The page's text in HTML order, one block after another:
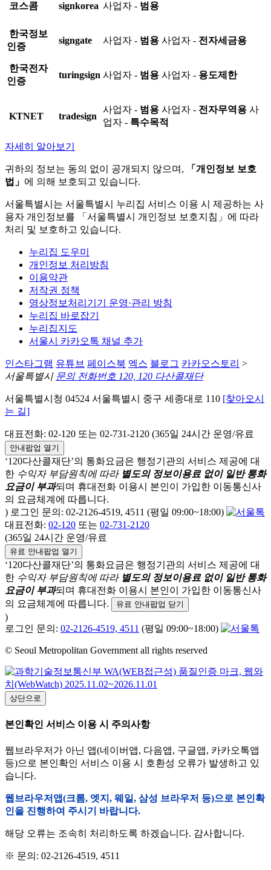
코스콤 signkorea 사업자 - 범용
한국정보
인증
signgate 사업자 - 범용 사업자 - 전자세금용
한국전자
인증
turingsign 사업자 - 범용 사업자 - 용도제한
KTNET tradesign
사업자 - 범용 사업자 - 전자무역용 사
업자 - 특수목적
자세히 알아보기
귀하의 정보는 동의 없이 공개되지 않으며,
「개인정보 보호
법」 에 의해 보호되고 있습니다.
서울특별시는 서울특별시 누리집 서비스 이용 시 제공하는 사
용자 개인정보를 「서울특별시 개인정보 보호지침」에 따라
처리 및 보호하고 있습니다.
누리집 도우미
개인정보 처리방침
이용약관
저작권 정책
영상정보처리기기 운영·관리 방침
누리집 바로잡기
누리집지도
서울시 카카오톡 채널 추가
인스타그램 유튜브 페이스북 엑스 블로그 카카오스토리 >
서울특별시 문의 전화번호 120, 120 다산콜재단
서울특별시청 04524 서울특별시 중구 세종대로 110 [찾아오시
는 길]
대표전화: 02-120 또는 02-731-2120 (365일 24시간 운영/유료
안내팝업 열기
‘120다산콜재단’의 통화요금은 행정기관의 서비스 제공에 대
한 수익자 부담원칙에 따라 별도의 정보이용료 없이 일반 통화
요금이 부과되며 휴대전화 이용시 본인이 가입한 이동통신사
의 요금체계에 따릅니다.
) 로그인 문의: 02-2126-4519, 4511 (평일 09:00~18:00)
대표전화: 02-120 또는 02-731-2120
(365일 24시간 운영/유료
유료 안내팝업 열기
‘120다산콜재단’의 통화요금은 행정기관의 서비스 제공에 대
한 수익자 부담원칙에 따라 별도의 정보이용료 없이 일반 통화
요금이 부과되며 휴대전화 이용시 본인이 가입한 이동통신사
의 요금체계에 따릅니다.
유료 안내팝업 닫기
)
로그인 문의: 02-2126-4519, 4511 (평일 09:00~18:00)
© Seoul Metropolitan Government all rights reserved
상단으로
본인확인 서비스 이용 시 주의사항
웹브라우저가 아닌 앱(네이버앱, 다음앱, 구글앱, 카카오톡앱
등)으로 본인확인 서비스 이용 시 호환성 오류가 발생하고 있
습니다.
웹브라우저앱(크롬, 엣지, 웨일, 삼성 브라우저 등)으로 본인확
인을 진행하여 주시기 바랍니다.
해당 오류는 조속히 처리하도록 하겠습니다. 감사합니다.
※ 문의: 02-2126-4519, 4511